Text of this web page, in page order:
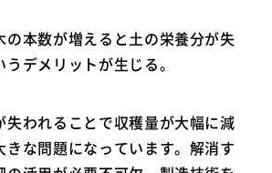
の本数が増えると土の栄養分が失
デメリットが生じる。
失われることで収穫量が大幅に減
きな問題になっています。解消す